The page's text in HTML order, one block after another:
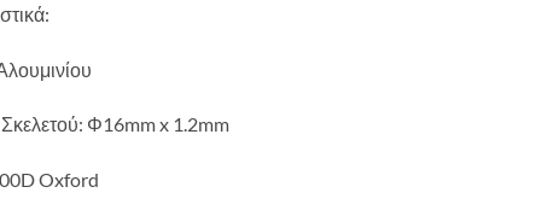
Σκελετού: Φ16mm x 1.2mm
Oxford